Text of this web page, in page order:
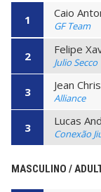
1 Caio
GF Team
2 Felipe
Julio Secco
3 Jean
Alliance
3 Lucas
Conexão
MASCULINO /